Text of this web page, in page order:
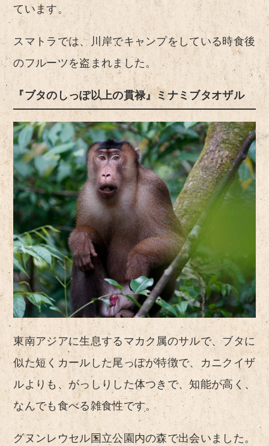
ています。
スマトラでは、川岸でキャンプをしている時食後
のフルーツを盗まれました。
『ブタのしっぽ以上の貫禄』ミナミブタオザル
東南アジアに生息するマカク属のサルで、ブタに
似た短くカールした尾っぽが特徴で、カニクイザ
ルよりも、がっしりした体つきで、知能が高く、
なんでも食べる雑食性です。
グヌンレウセル国立公園内の森で出会いました。